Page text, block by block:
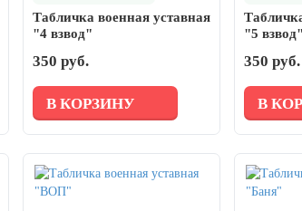
Табличка военная уставная
"4 взвод"
350 руб.
В КОРЗИНУ
"5 взвод"
350 руб.
В